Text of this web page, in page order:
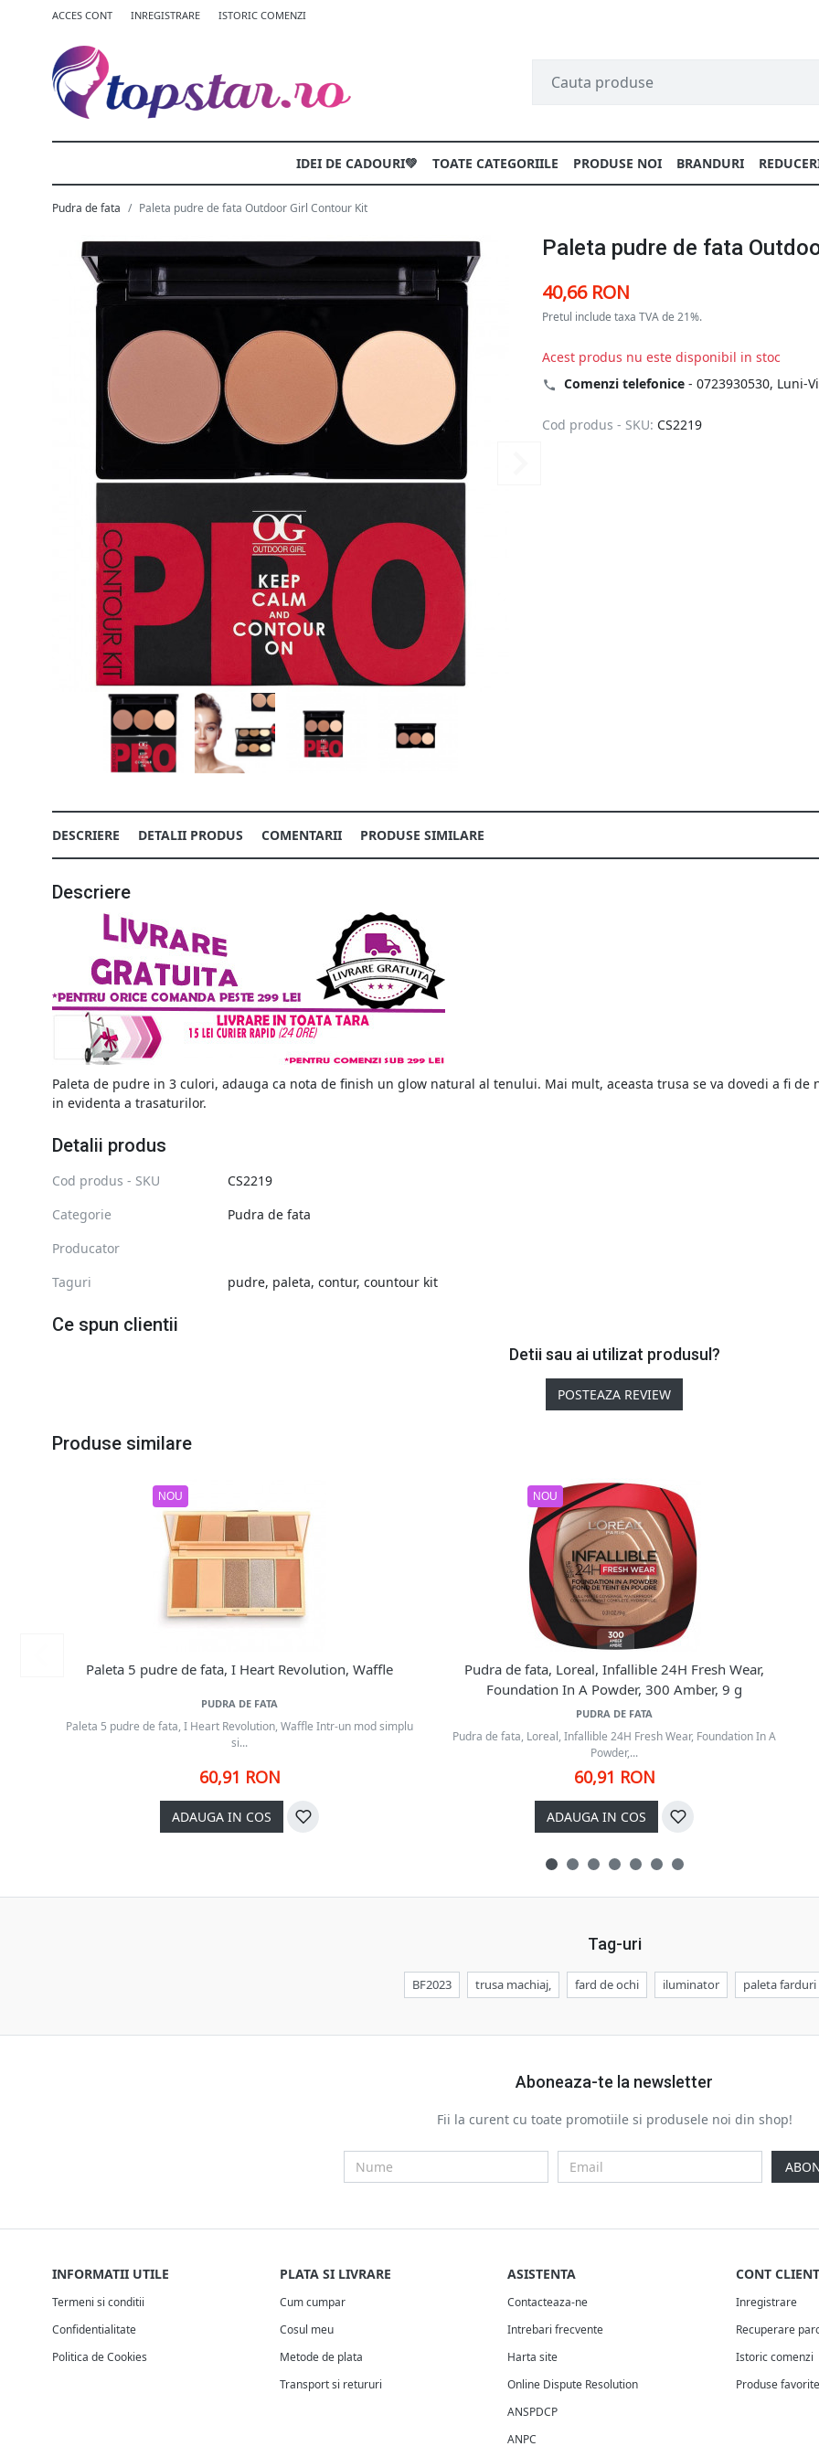
ACCES CONT INREGISTRARE ISTORIC COMENZI
IDEI DE CADOURI💚 TOATE CATEGORIILE PRODUSE NOI BRANDURI
Pudra de fata Paleta pudre de fata Outdoor Girl Contour Kit
Paleta pudre de fata
40,66 RON
Pretul include taxa TVA de 21%.
Acest produs nu este disponibil in stoc
Comenzi telefonice - 0723930530, Luni-
Cod produs - SKU: CS2219
DESCRIERE DETALII PRODUS COMENTARII PRODUSE SIMILARE
Descriere
Paleta de pudre in 3 culori, adauga ca nota de finish un glow natural al tenului. Mai mult, aceasta trusa se va dovedi a fi
in evidenta a trasaturilor.
Detalii produs
Cod produs - SKU
CS2219
Categorie
Pudra de fata
Producator
Taguri
pudre, paleta, contur, countour kit
Ce spun clientii
Detii sau ai utilizat produsul?
POSTEAZA REVIEW
Produse similare
NOU
Paleta 5 pudre de fata, I Heart Revolution, Waffle
PUDRA DE FATA
Paleta 5 pudre de fata, I Heart Revolution, Waffle Intr-un mod simplu
si...
60,91 RON
ADAUGA IN COS
NOU
Pudra de fata, Loreal, Infallible 24H Fresh Wear,
Foundation In A Powder, 300 Amber, 9 g
PUDRA DE FATA
Pudra de fata, Loreal, Infallible 24H Fresh Wear, Foundation In A
Powder,...
60,91 RON
ADAUGA IN COS
Tag-uri
BF2023 trusa machiaj, fard de ochi iluminator paleta farduri
Aboneaza-te la newsletter
Fii la curent cu toate promotiile si produsele noi din shop!
INFORMATII UTILE
Termeni si conditii
Confidentialitate
Politica de Cookies
PLATA SI LIVRARE
Cum cumpar
Cosul meu
Metode de plata
Transport si retururi
ASISTENTA
Contacteaza-ne
Intrebari frecvente
Harta site
Online Dispute Resolution
ANSPDCP
ANPC
CONT CLIENT
Inregistrare
Recuperare
Istoric comenzi
Produse favorite